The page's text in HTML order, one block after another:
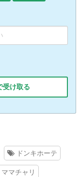
受け取る
ドンキホーテ
ママチャリ